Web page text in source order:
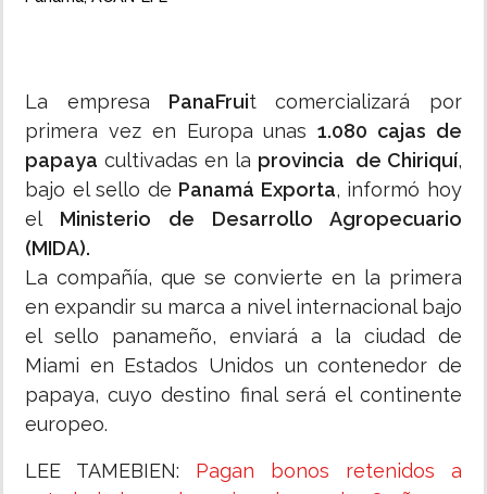
La empresa PanaFruit comercializará por
primera vez en Europa unas1.080 cajas de
papaya cultivadas en la provincia de Chiriquí,
bajo el sello de Panamá Exporta, informó hoy
el Ministerio de Desarrollo Agropecuario
(MIDA).
La compañía, que se convierte en la primera
en expandir su marca a nivel internacional bajo
el sello panameño, enviará a la ciudad de
Miami en Estados Unidos un contenedor de
papaya, cuyo destino final será el continente
europeo.
LEE TAMEBIEN: Pagan bonos retenidos a